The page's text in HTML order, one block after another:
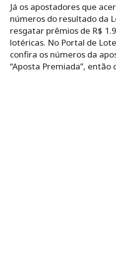
Já os apostadores que
números do resultado da
resgatar prêmios de R$
lotéricas. No Portal de
confira os números da
“Aposta Premiada”,